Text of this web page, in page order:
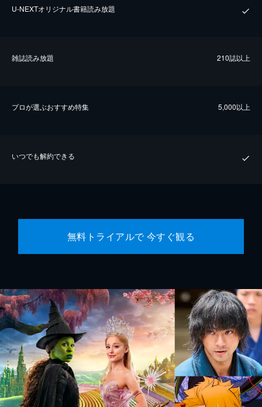
U-NEXTオリジナル書籍読み放題
雑誌読み放題 210誌以上
プロが選ぶおすすめ特集 5,000以上
いつでも解約できる
無料トライアルで 今すぐ観る